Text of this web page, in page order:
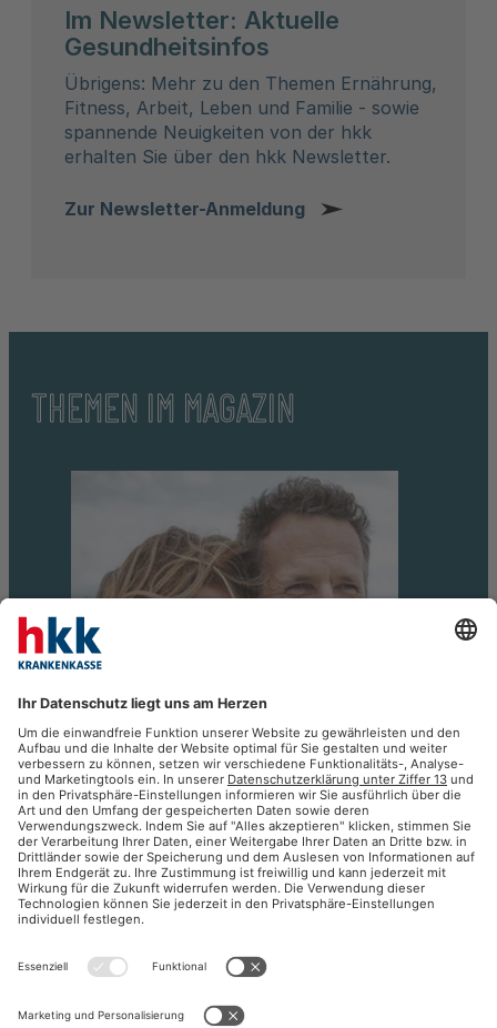
Im Newsletter: Aktuelle
Gesundheitsinfos
Übrigens: Mehr zu den Themen Ernährung,
Fitness, Arbeit, Leben und Familie - sowie
spannende Neuigkeiten von der hkk
erhalten Sie über den hkk Newsletter.
Zur Newsletter-Anmeldung
THEMEN IM MAGAZIN